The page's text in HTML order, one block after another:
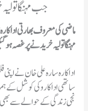
جب مہنگا
ماضی کی معروف بھارتی
مہنگا تولیہ خریدنے پر غصہ
اداکارہ سارہ علی خان نے
ساتھی اداکار وکی کوشل
نجی زندگی کے حوالے سے